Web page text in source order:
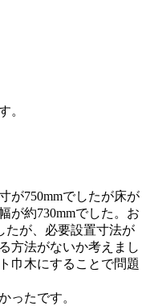
。
が750mmでしたが床が
が約730mmでした。お
が、必要設置寸法が
方法がないか考えまし
巾木にすることで問題
ったです。